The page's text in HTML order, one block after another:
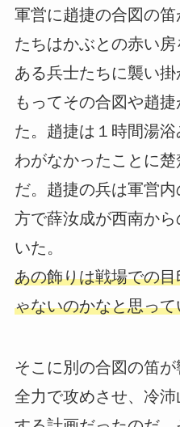
軍営に趙捷の合図の
たちはかぶとの赤い
ある兵士たちに襲い
もってその合図や趙
た。趙捷は１時間湯
わがなかったことに
だ。趙捷の兵は軍営
方で薛汝成が西南か
いた。
あの飾りは戦場での
ゃないのかなと思っ
そこに別の合図の笛
全力で攻めさせ、冷